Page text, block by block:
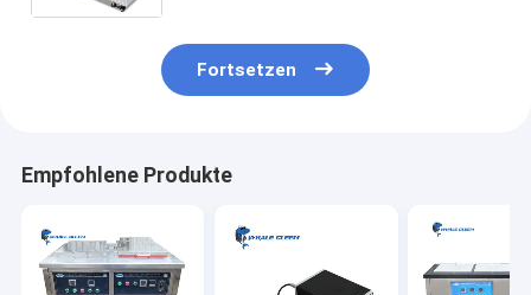
Fortsetzen
Empfohlene Produkte